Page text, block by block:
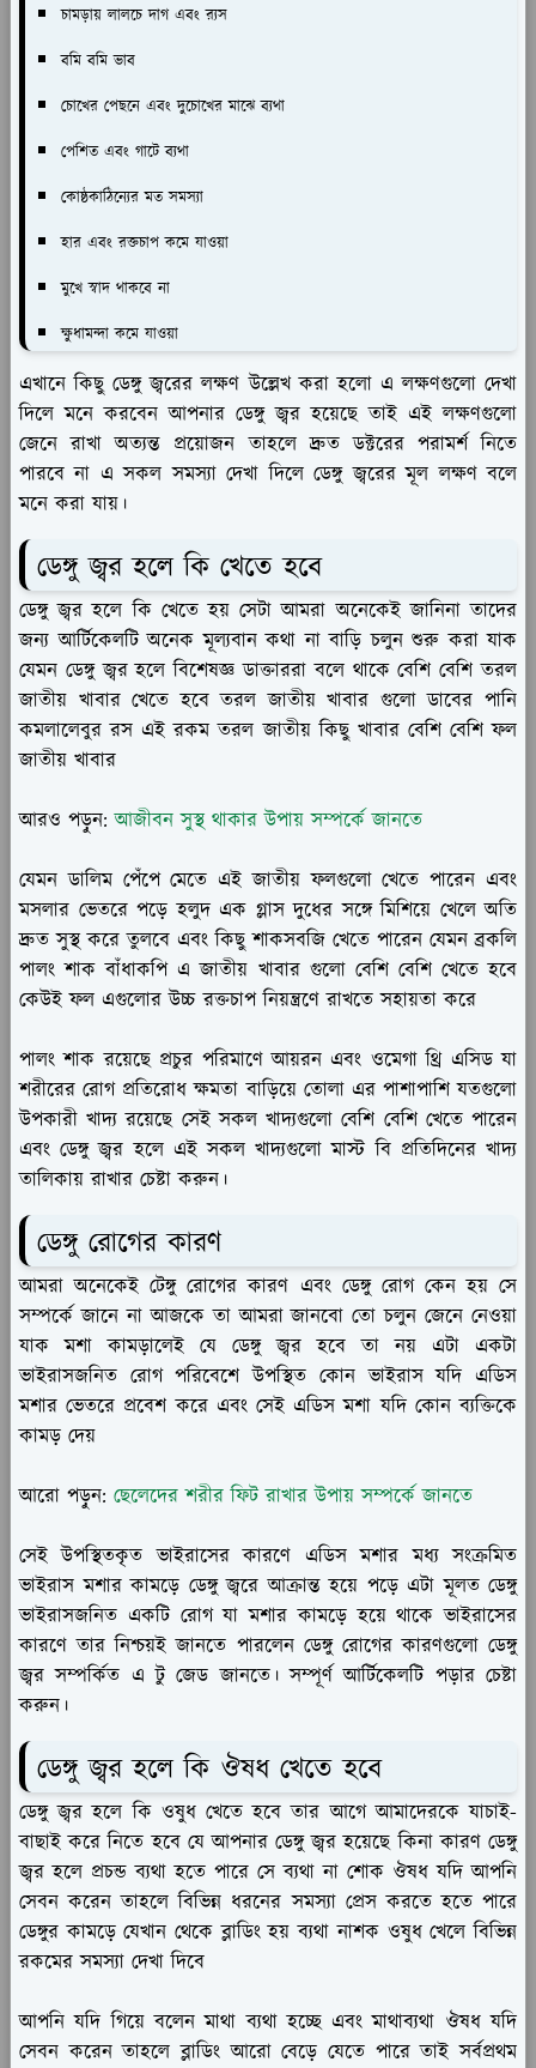
চামড়ায় লালচে দাগ এবং র‌্যস
বমি বমি ভাব
চোখের পেছনে এবং দুচোখের মাঝে ব্যথা
পেশিত এবং গাটে ব্যথা
কোষ্ঠকাঠিন্যের মত সমস্যা
হার এবং রক্তচাপ কমে যাওয়া
মুখে স্বাদ থাকবে না
ক্ষুধামন্দা কমে যাওয়া
এখানে কিছু ডেঙ্গু জ্বরের লক্ষণ উল্লেখ করা হলো এ লক্ষণগুলো দেখা
দিলে মনে করবেন আপনার ডেঙ্গু জ্বর হয়েছে তাই এই লক্ষণগুলো
জেনে রাখা অত্যন্ত প্রয়োজন তাহলে দ্রুত ডক্টরের পরামর্শ নিতে
পারবে না এ সকল সমস্যা দেখা দিলে ডেঙ্গু জ্বরের মূল লক্ষণ বলে
মনে করা যায়।
ডেঙ্গু জ্বর হলে কি খেতে হবে
ডেঙ্গু জ্বর হলে কি খেতে হয় সেটা আমরা অনেকেই জানিনা তাদের
জন্য আর্টিকেলটি অনেক মূল্যবান কথা না বাড়ি চলুন শুরু করা যাক
যেমন ডেঙ্গু জ্বর হলে বিশেষজ্ঞ ডাক্তাররা বলে থাকে বেশি বেশি তরল
জাতীয় খাবার খেতে হবে তরল জাতীয় খাবার গুলো ডাবের পানি
কমলালেবুর রস এই রকম তরল জাতীয় কিছু খাবার বেশি বেশি ফল
জাতীয় খাবার
আরও পড়ুন:আজীবন সুস্থ থাকার উপায় সম্পর্কে জানতে
যেমন ডালিম পেঁপে মেতে এই জাতীয় ফলগুলো খেতে পারেন এবং
মসলার ভেতরে পড়ে হলুদ এক গ্লাস দুধের সঙ্গে মিশিয়ে খেলে অতি
দ্রুত সুস্থ করে তুলবে এবং কিছু শাকসবজি খেতে পারেন যেমন ব্রকলি
পালং শাক বাঁধাকপি এ জাতীয় খাবার গুলো বেশি বেশি খেতে হবে
কেউই ফল এগুলোর উচ্চ রক্তচাপ নিয়ন্ত্রণে রাখতে সহায়তা করে
পালং শাক রয়েছে প্রচুর পরিমাণে আয়রন এবং ওমেগা থ্রি এসিড যা
শরীরের রোগ প্রতিরোধ ক্ষমতা বাড়িয়ে তোলা এর পাশাপাশি যতগুলো
উপকারী খাদ্য রয়েছে সেই সকল খাদ্যগুলো বেশি বেশি খেতে পারেন
এবং ডেঙ্গু জ্বর হলে এই সকল খাদ্যগুলো মাস্ট বি প্রতিদিনের খাদ্য
তালিকায় রাখার চেষ্টা করুন।
ডেঙ্গু রোগের কারণ
আমরা অনেকেই টেঙ্গু রোগের কারণ এবং ডেঙ্গু রোগ কেন হয় সে
সম্পর্কে জানে না আজকে তা আমরা জানবো তো চলুন জেনে নেওয়া
যাক মশা কামড়ালেই যে ডেঙ্গু জ্বর হবে তা নয় এটা একটা
ভাইরাসজনিত রোগ পরিবেশে উপস্থিত কোন ভাইরাস যদি এডিস
মশার ভেতরে প্রবেশ করে এবং সেই এডিস মশা যদি কোন ব্যক্তিকে
কামড় দেয়
আরো পড়ুন: ছেলেদের শরীর ফিট রাখার উপায় সম্পর্কে জানতে
সেই উপস্থিতকৃত ভাইরাসের কারণে এডিস মশার মধ্য সংক্রমিত
ভাইরাস মশার কামড়ে ডেঙ্গু জ্বরে আক্রান্ত হয়ে পড়ে এটা মূলত ডেঙ্গু
ভাইরাসজনিত একটি রোগ যা মশার কামড়ে হয়ে থাকে ভাইরাসের
কারণে তার নিশ্চয়ই জানতে পারলেন ডেঙ্গু রোগের কারণগুলো ডেঙ্গু
জ্বর সম্পর্কিত এ টু জেড জানতে। সম্পূর্ণ আর্টিকেলটি পড়ার চেষ্টা
করুন।
ডেঙ্গু জ্বর হলে কি ঔষধ খেতে হবে
ডেঙ্গু জ্বর হলে কি ওষুধ খেতে হবে তার আগে আমাদেরকে যাচাই-
বাছাই করে নিতে হবে যে আপনার ডেঙ্গু জ্বর হয়েছে কিনা কারণ ডেঙ্গু
জ্বর হলে প্রচন্ড ব্যথা হতে পারে সে ব্যথা না শোক ঔষধ যদি আপনি
সেবন করেন তাহলে বিভিন্ন ধরনের সমস্যা প্রেস করতে হতে পারে
ডেঙ্গুর কামড়ে যেখান থেকে ব্লাডিং হয় ব্যথা নাশক ওষুধ খেলে বিভিন্ন
রকমের সমস্যা দেখা দিবে
আপনি যদি গিয়ে বলেন মাথা ব্যথা হচ্ছে এবং মাথাব্যথা ঔষধ যদি
সেবন করেন তাহলে ব্লাডিং আরো বেড়ে যেতে পারে তাই সর্বপ্রথম